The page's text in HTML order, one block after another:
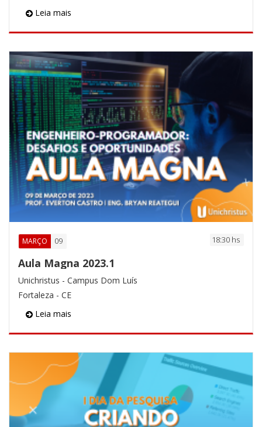
Leia mais
MARÇO 09 18:30 hs
Aula Magna 2023.1
Unichristus - Campus Dom Luís
Fortaleza - CE
Leia mais